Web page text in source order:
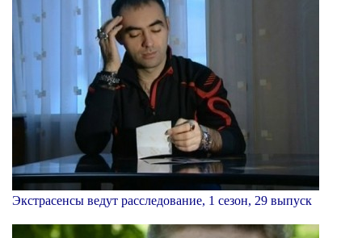
Экстрасенсы ведут расследование, 1 сезон, 29 выпуск